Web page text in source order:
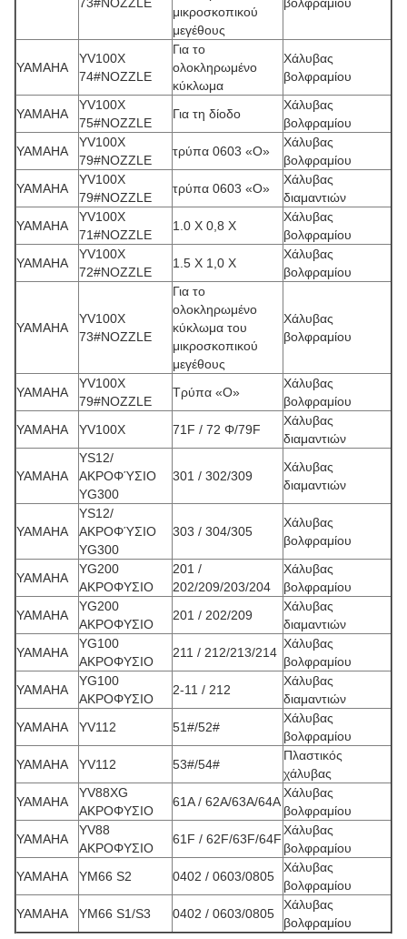
μικροσκοπικού
μεγέθους
YAMAHA
YV100X
74#NOZZLE
Για το
ολοκληρωμένο
κύκλωμα
Χάλυβας
βολφραμίου
YAMAHA
YV100X
75#NOZZLE
Για τη δίοδο
Χάλυβας
βολφραμίου
YAMAHA
YV100X
79#NOZZLE
τρύπα 0603 «Ο»
Χάλυβας
βολφραμίου
YAMAHA
YV100X
79#NOZZLE
τρύπα 0603 «Ο»
Χάλυβας
διαμαντιών
YAMAHA
YV100X
71#NOZZLE
1.0 X 0,8 Χ
Χάλυβας
βολφραμίου
YAMAHA
YV100X
72#NOZZLE
1.5 X 1,0 Χ
Χάλυβας
βολφραμίου
YAMAHA
YV100X
73#NOZZLE
Για το
ολοκληρωμένο
κύκλωμα του
μικροσκοπικού
μεγέθους
Χάλυβας
βολφραμίου
YAMAHA
YV100X
79#NOZZLE
Τρύπα «Ο»
Χάλυβας
βολφραμίου
YAMAHA
YV100X 71F / 72 Φ/79F
Χάλυβας
διαμαντιών
YAMAHA
YS12/
ΑΚΡΟΦΎΣΙΟ
YG300
301 / 302/309
Χάλυβας
διαμαντιών
YAMAHA
YS12/
ΑΚΡΟΦΎΣΙΟ
YG300
303 / 304/305
Χάλυβας
βολφραμίου
YAMAHA
YG200
ΑΚΡΟΦΥΣΙΟ
201 /
202/209/203/204
Χάλυβας
βολφραμίου
YAMAHA
YG200
ΑΚΡΟΦΥΣΙΟ
201 / 202/209
Χάλυβας
διαμαντιών
YAMAHA
YG100
ΑΚΡΟΦΥΣΙΟ
211 / 212/213/214
Χάλυβας
βολφραμίου
YAMAHA
YG100
ΑΚΡΟΦΥΣΙΟ
2-11 / 212
Χάλυβας
διαμαντιών
YAMAHA
YV112 51#/52#
Χάλυβας
βολφραμίου
YAMAHA
YV112 53#/54#
Πλαστικός
χάλυβας
YAMAHA
YV88XG
ΑΚΡΟΦΥΣΙΟ
61A / 62A/63A/64A
Χάλυβας
βολφραμίου
YAMAHA
YV88
ΑΚΡΟΦΥΣΙΟ
61F / 62F/63F/64F
Χάλυβας
βολφραμίου
YAMAHA
YM66 S2 0402 / 0603/0805
Χάλυβας
βολφραμίου
YAMAHA
YM66 S1/S3 0402 / 0603/0805
Χάλυβας
βολφραμίου